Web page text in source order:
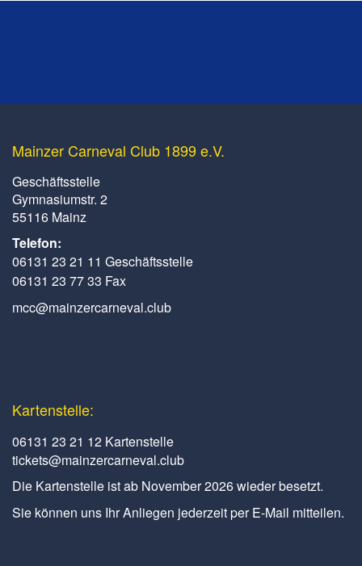
Mainzer Carneval Club 1899 e.V.
Geschäftsstelle
Gymnasiumstr. 2
55116 Mainz
Telefon:
06131 23 21 11 Geschäftsstelle
06131 23 77 33 Fax
mcc@mainzercarneval.club
Kartenstelle:
06131 23 21 12 Kartenstelle
tickets@mainzercarneval.club
Die Kartenstelle ist ab November 2026 wieder besetzt.
Sie können uns Ihr Anliegen jederzeit per E-Mail mitteilen.